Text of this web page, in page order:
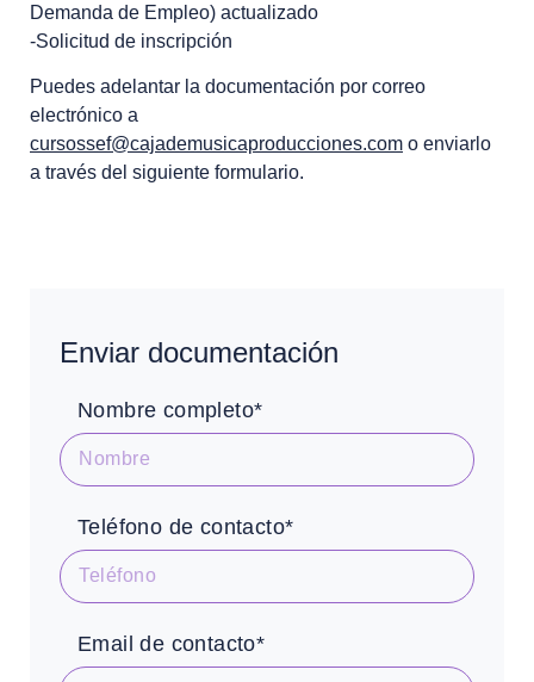
Demanda de Empleo) actualizado
-Solicitud de inscripción
Puedes adelantar la documentación por correo
electrónico a
cursossef@cajademusicaproducciones.com o enviarlo
a través del siguiente formulario.
Enviar documentación
Nombre completo*
Teléfono de contacto*
Email de contacto*